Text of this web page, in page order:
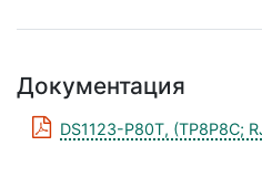
Документация
DS1123-P80T, (TP8P8C;